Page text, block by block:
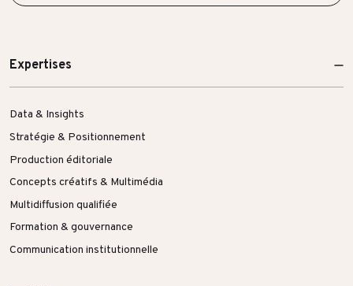
Expertises
Data & Insights
Stratégie & Positionnement
Production éditoriale
Concepts créatifs & Multimédia
Multidiffusion qualifiée
Formation & gouvernance
Communication institutionnelle